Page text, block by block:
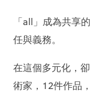
「all」成為共享
任與義務。
在這個多元化，
術家，12件作品，